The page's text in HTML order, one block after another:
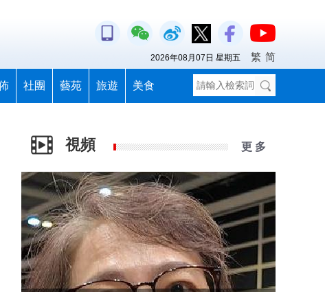
社團 藝苑 旅遊 美食
2026年08月07日 星期五 繁 简
視頻 更 多